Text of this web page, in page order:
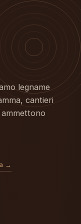
legname
cantieri
→